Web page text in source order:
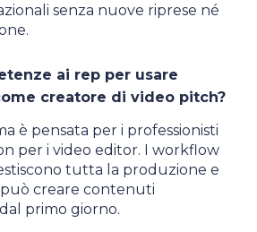
senza nuove riprese né
ai rep per usare
creatore di video pitch?
è pensata per i professionisti
per i video editor. I workflow
tutta la produzione e
creare contenuti
primo giorno.